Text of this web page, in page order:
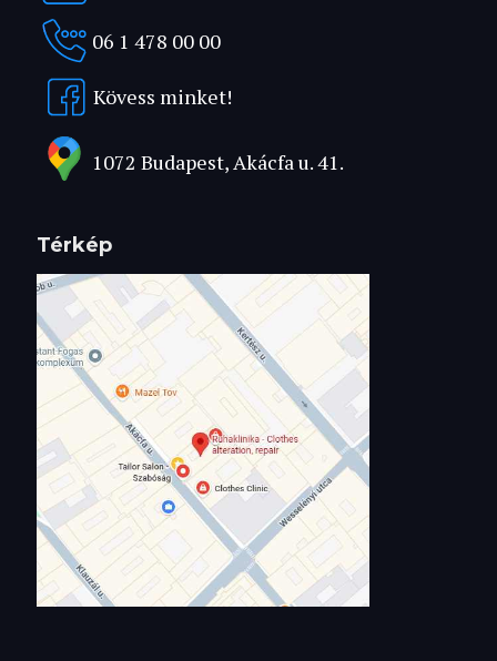
06 1 478 00 00
Kövess minket!
1072 Budapest, Akácfa u. 41.
Térkép